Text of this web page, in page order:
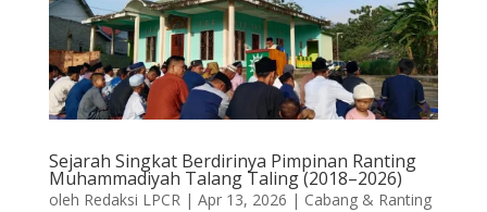
Sejarah Singkat Berdirinya Pimpinan Ranting
Muhammadiyah Talang Taling (2018–2026)
oleh Redaksi LPCR| Apr 13, 2026 | Cabang & Ranting